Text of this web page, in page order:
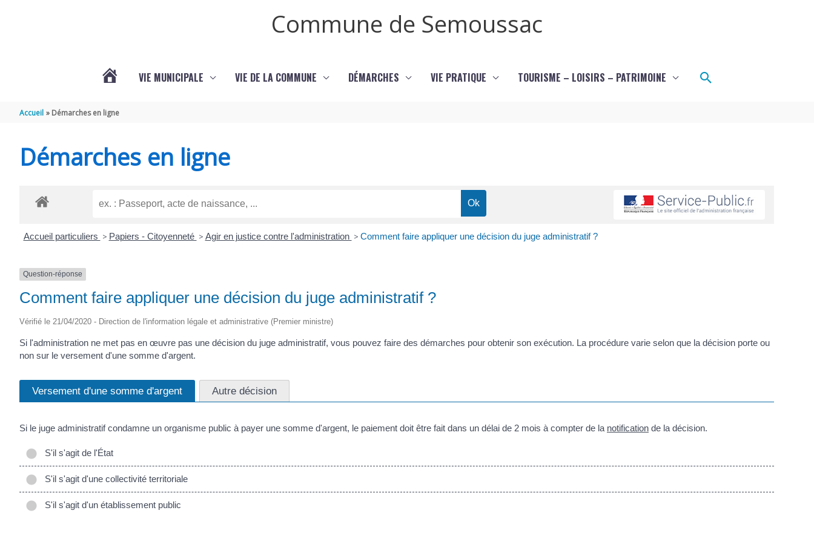
Commune de Semoussac
SEMOUSSAC
VIE MUNICIPALE VIE DE LA COMMUNE DÉMARCHES VIE PRATIQUE TOURISME – LOISIRS – PATRIMOINE Rechercher
Accueil Démarches en ligne
Démarches en ligne
Accueil particuliers > Papiers - Citoyenneté > Agir en justice contre l'administration > Comment faire appliquer une décision du juge administratif ?
Question-réponse
Comment faire appliquer une décision du juge administratif ?
Vérifié le 21/04/2020 - Direction de l'information légale et administrative (Premier ministre)
Si l'administration ne met pas en œuvre pas une décision du juge administratif, vous pouvez faire des démarches pour obtenir son exécution. La procédure varie selon que la décision porte ou
non sur le versement d'une somme d'argent.
Versement d'une somme d'argent Autre décision
Si le juge administratif condamne un organisme public à payer une somme d'argent, le paiement doit être fait dans un délai de 2 mois à compter de la notification de la décision.
S'il s'agit de l'État
S'il s'agit d'une collectivité territoriale
S'il s'agit d'un établissement public